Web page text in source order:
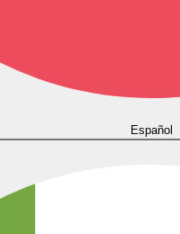
Español